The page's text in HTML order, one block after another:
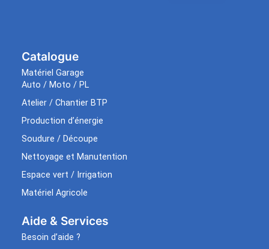
Catalogue
Matériel Garage
Auto / Moto / PL
Atelier / Chantier BTP
Production d’énergie
Soudure / Découpe
Nettoyage et Manutention
Espace vert / Irrigation
Matériel Agricole
Aide & Services​
Besoin d’aide ?